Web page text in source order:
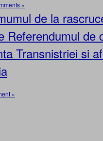
»
de la
Referendumul de
Transnistriei si
»